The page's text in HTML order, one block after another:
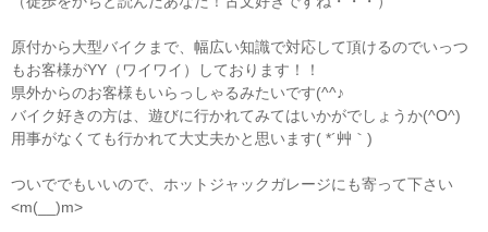
原付から大型バイクまで、幅広い知識で対応して頂けるのでいっつ
もお客様がYY（ワイワイ）しております！！
県外からのお客様もいらっしゃるみたいです(^^♪
バイク好きの方は、遊びに行かれてみてはいかがでしょうか(^O^)
用事がなくても行かれて大丈夫かと思います( *´艸｀)
ついででもいいので、ホットジャックガレージにも寄って下さい
<m(__)m>